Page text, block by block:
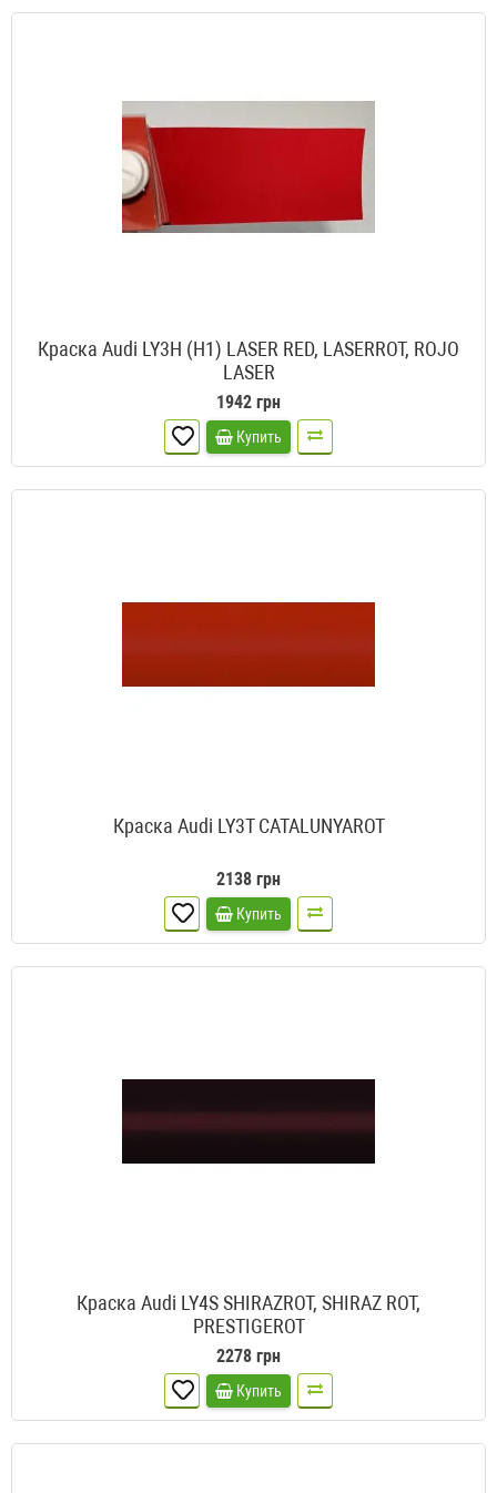
Краска Audi LY3H (H1) LASER RED, LASERROT, ROJO
LASER
1942 грн
Купить
Краска Audi LY3T CATALUNYAROT
2138 грн
Купить
Краска Audi LY4S SHIRAZROT, SHIRAZ ROT,
PRESTIGEROT
2278 грн
Купить